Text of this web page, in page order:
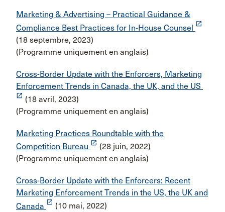
Marketing & Advertising – Practical Guidance &
Compliance Best Practices for In-House Counsel launch
(18 septembre, 2023)
(Programme uniquement en anglais)
Cross-Border Update with the Enforcers, Marketing
Enforcement Trends in Canada, the UK, and the US
launch (18 avril, 2023)
(Programme uniquement en anglais)
Marketing Practices Roundtable with the
Competition Bureau launch (28 juin, 2022)
(Programme uniquement en anglais)
Cross-Border Update with the Enforcers: Recent
Marketing Enforcement Trends in the US, the UK and
Canada launch (10 mai, 2022)